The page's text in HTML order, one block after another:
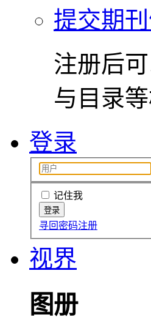
提交期
注册后
与目录
登录
记住我
寻回密码注册
视界
图册